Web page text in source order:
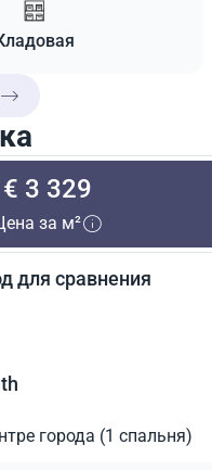
€ 3 329
за м²
для сравнения
города (1 спальня)